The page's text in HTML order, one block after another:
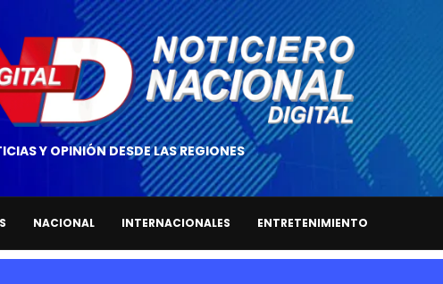
Y OPINIÓN DESDE LAS REGIONES
NACIONAL INTERNACIONALES ENTRETENIMIENTO